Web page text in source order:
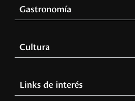
Gastronomía
Cultura
Links de interés